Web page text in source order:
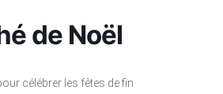
de Noël
célébrer les fêtes de fin